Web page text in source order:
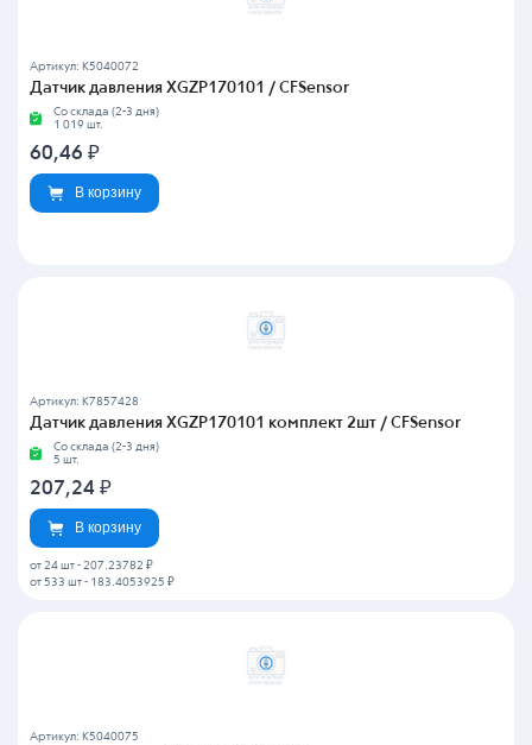
Артикул: K5040072
Датчик давления XGZP170101 / CFSensor
Со склада (2-3 дня)
1 019 шт.
60,46 ₽
В корзину
Артикул: K7857428
Датчик давления XGZP170101 комплект 2шт / CFSensor
Со склада (2-3 дня)
5 шт.
207,24 ₽
В корзину
от 24 шт - 207.23782 ₽
от 533 шт - 183.4053925 ₽
Артикул: K5040075